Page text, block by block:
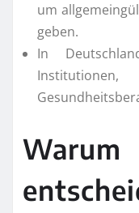
um
geben.
In